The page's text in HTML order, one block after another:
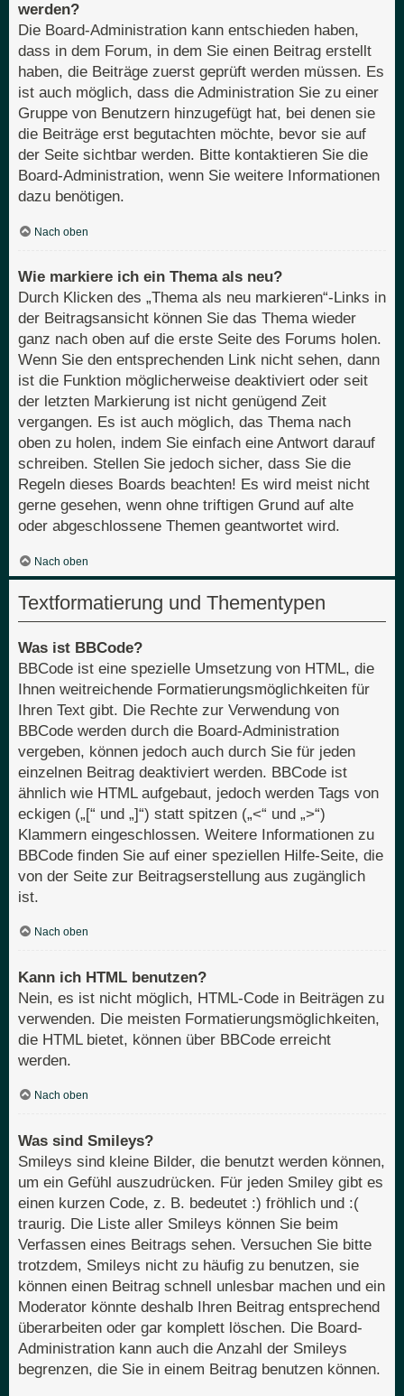
werden?
Die Board-Administration kann entschieden haben,
dass in dem Forum, in dem Sie einen Beitrag erstellt
haben, die Beiträge zuerst geprüft werden müssen. Es
ist auch möglich, dass die Administration Sie zu einer
Gruppe von Benutzern hinzugefügt hat, bei denen sie
die Beiträge erst begutachten möchte, bevor sie auf
der Seite sichtbar werden. Bitte kontaktieren Sie die
Board-Administration, wenn Sie weitere Informationen
dazu benötigen.
Nach oben
Wie markiere ich ein Thema als neu?
Durch Klicken des „Thema als neu markieren“-Links in
der Beitragsansicht können Sie das Thema wieder
ganz nach oben auf die erste Seite des Forums holen.
Wenn Sie den entsprechenden Link nicht sehen, dann
ist die Funktion möglicherweise deaktiviert oder seit
der letzten Markierung ist nicht genügend Zeit
vergangen. Es ist auch möglich, das Thema nach
oben zu holen, indem Sie einfach eine Antwort darauf
schreiben. Stellen Sie jedoch sicher, dass Sie die
Regeln dieses Boards beachten! Es wird meist nicht
gerne gesehen, wenn ohne triftigen Grund auf alte
oder abgeschlossene Themen geantwortet wird.
Nach oben
Textformatierung und Thementypen
Was ist BBCode?
BBCode ist eine spezielle Umsetzung von HTML, die
Ihnen weitreichende Formatierungsmöglichkeiten für
Ihren Text gibt. Die Rechte zur Verwendung von
BBCode werden durch die Board-Administration
vergeben, können jedoch auch durch Sie für jeden
einzelnen Beitrag deaktiviert werden. BBCode ist
ähnlich wie HTML aufgebaut, jedoch werden Tags von
eckigen („[“ und „]“) statt spitzen („<“ und „>“)
Klammern eingeschlossen. Weitere Informationen zu
BBCode finden Sie auf einer speziellen Hilfe-Seite, die
von der Seite zur Beitragserstellung aus zugänglich
ist.
Nach oben
Kann ich HTML benutzen?
Nein, es ist nicht möglich, HTML-Code in Beiträgen zu
verwenden. Die meisten Formatierungsmöglichkeiten,
die HTML bietet, können über BBCode erreicht
werden.
Nach oben
Was sind Smileys?
Smileys sind kleine Bilder, die benutzt werden können,
um ein Gefühl auszudrücken. Für jeden Smiley gibt es
einen kurzen Code, z. B. bedeutet :) fröhlich und :(
traurig. Die Liste aller Smileys können Sie beim
Verfassen eines Beitrags sehen. Versuchen Sie bitte
trotzdem, Smileys nicht zu häufig zu benutzen, sie
können einen Beitrag schnell unlesbar machen und ein
Moderator könnte deshalb Ihren Beitrag entsprechend
überarbeiten oder gar komplett löschen. Die Board-
Administration kann auch die Anzahl der Smileys
begrenzen, die Sie in einem Beitrag benutzen können.